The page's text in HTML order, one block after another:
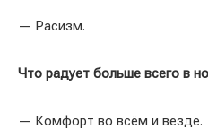
— Расизм.
Что радует больше всего в
— Комфорт во всём и везде.